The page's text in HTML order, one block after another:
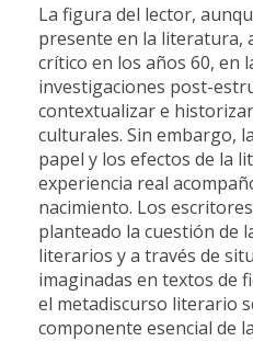
La figura del lector,
presente en la literatura,
crítico en los años 60, en
investigaciones post-
contextualizar e
culturales. Sin embargo,
papel y los efectos de la
experiencia real
nacimiento. Los
planteado la cuestión de
literarios y a través de
imaginadas en textos de
el metadiscurso literario
componente esencial de